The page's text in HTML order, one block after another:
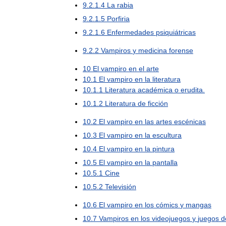
9.2.1.4 La rabia
9.2.1.5 Porfiria
9.2.1.6 Enfermedades psiquiátricas
9.2.2 Vampiros y medicina forense
10 El vampiro en el arte
10.1 El vampiro en la literatura
10.1.1 Literatura académica o erudita.
10.1.2 Literatura de ficción
10.2 El vampiro en las artes escénicas
10.3 El vampiro en la escultura
10.4 El vampiro en la pintura
10.5 El vampiro en la pantalla
10.5.1 Cine
10.5.2 Televisión
10.6 El vampiro en los cómics y mangas
10.7 Vampiros en los videojuegos y juegos